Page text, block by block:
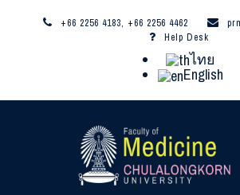
+66 2256 4183, +66 2256 4462
Help Desk
ไทย
English